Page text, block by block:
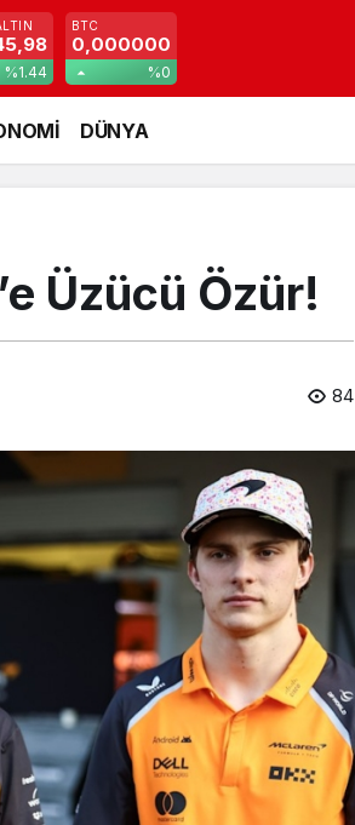
%1.44
BTC
0,000000
%0
DÜNYA
Üzücü Özür!
84